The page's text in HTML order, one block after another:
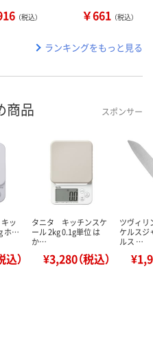
（税込） ￥661 （税込）
ランキングをもっと見る
商品 スポンサー
キッ
ホ…
）
タニタ キッチンスケ
ール 2kg 0.1g単位 は
か…
¥3,280（税込）
ツヴィリ
ケルスジ
ルス …